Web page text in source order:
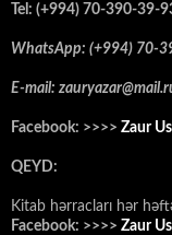
Tel: (+994) 70-390-39-
WhatsApp: (+994) 70-
E-mail:
Facebook: >>>> Zaur
QEYD:
Kitab hərracları hər
Facebook: >>>> Zaur